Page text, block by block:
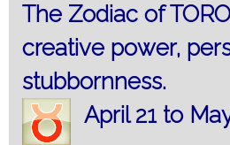
The Zodiac of
creative power,
stubbornness.
April 21 to